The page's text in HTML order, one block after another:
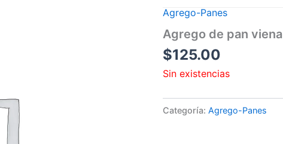
Agrego-Panes
Agrego de pan viena
$125.00
Sin existencias
Categoría: Agrego-Panes